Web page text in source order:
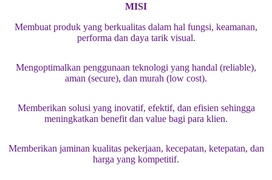
MISI
Membuat produk yang berkualitas dalam hal fungsi, keamanan,
performa dan daya tarik visual.
Mengoptimalkan penggunaan teknologi yang handal (reliable),
aman (secure), dan murah (low cost).
Memberikan solusi yang inovatif, efektif, dan efisien sehingga
meningkatkan benefit dan value bagi para klien.
Memberikan jaminan kualitas pekerjaan, kecepatan, ketepatan, dan
harga yang kompetitif.